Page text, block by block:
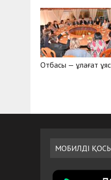
Отбасы — ұлағат
МОБИЛДІ